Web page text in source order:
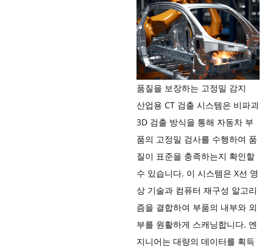
품질을 보장하는 고정밀 감지
산업용 CT 검출 시스템은 비파괴
3D 검출 방식을 통해 자동차 부
품의 고정밀 검사를 수행하여 품
질이 표준을 충족하는지 확인할
수 있습니다. 이 시스템은 X선 영
상 기술과 컴퓨터 재구성 알고리
즘을 결합하여 부품의 내부와 외
부를 원활하게 스캐닝합니다. 엔
지니어는 대량의 데이터를 획득